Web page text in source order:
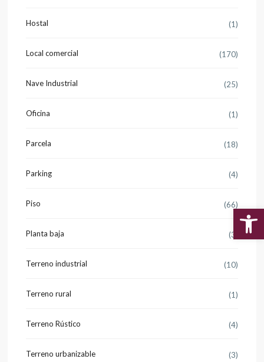
Hostal (1)
Local comercial (170)
Nave Industrial (25)
Oficina (1)
Parcela (18)
Parking (4)
Piso (66)
Planta baja (3)
Terreno industrial (10)
Terreno rural (1)
Terreno Rústico (4)
Terreno urbanizable (3)